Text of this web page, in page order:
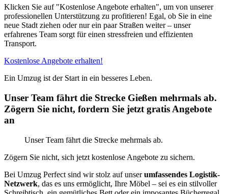
Klicken Sie auf "Kostenlose Angebote erhalten", um von unserer
professionellen Unterstützung zu profitieren! Egal, ob Sie in eine
neue Stadt ziehen oder nur ein paar Straßen weiter – unser
erfahrenes Team sorgt für einen stressfreien und effizienten
Transport.
Kostenlose Angebote erhalten!
Ein Umzug ist der Start in ein besseres Leben.
Unser Team fährt die Strecke Gießen mehrmals ab.
Zögern Sie nicht, fordern Sie jetzt gratis Angebote
an
Unser Team fährt die Strecke mehrmals ab.
Zögern Sie nicht, sich jetzt kostenlose Angebote zu sichern.
Bei Umzug Perfect sind wir stolz auf unserumfassendes Logistik-
Netzwerk, das es uns ermöglicht, Ihre Möbel – sei es ein stilvoller